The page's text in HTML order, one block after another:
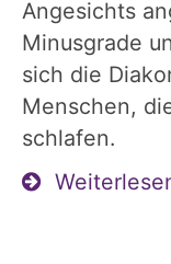
Angesichts
Minusgrade
sich die
Menschen,
schlafen.